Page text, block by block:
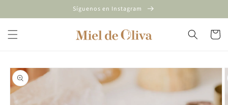
al contenido
Síguenos en Instagram
Carrito
directamente
a la
información
del producto